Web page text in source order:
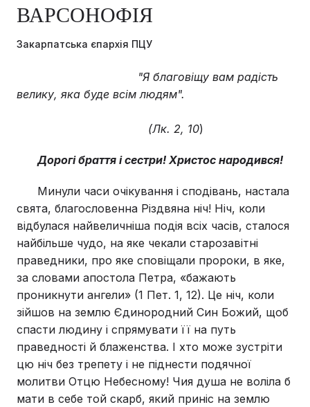
ВАРСОНОФІЯ
Закарпатська єпархія ПЦУ
"Я благовіщу вам радість
велику, яка буде всім людям".
(Лк. 2, 10)
Дорогі браття і сестри! Христос народився!
Минули часи очікування і сподівань, настала
свята, благословенна Різдвяна ніч! Ніч, коли
відбулася найвеличніша подія всіх часів, сталося
найбільше чудо, на яке чекали старозавітні
праведники, про яке сповіщали пророки, в яке,
за словами апостола Петра, «бажають
проникнути ангели» (1 Пет. 1, 12). Це ніч, коли
зійшов на землю Єдинородний Син Божий, щоб
спасти людину і спрямувати її на путь
праведності й блаженства. І хто може зустріти
цю ніч без трепету і не піднести подячної
молитви Отцю Небесному! Чия душа не воліла б
мати в себе той скарб, який приніс на землю